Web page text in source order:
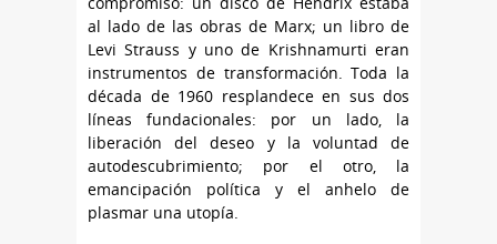
al lado de las obras de Marx; un libro de
Levi Strauss y uno de Krishnamurti eran
instrumentos de transformación. Toda la
década de 1960 resplandece en sus dos
líneas fundacionales: por un lado, la
liberación del deseo y la voluntad de
autodescubrimiento; por el otro, la
emancipación política y el anhelo de
plasmar una utopía.